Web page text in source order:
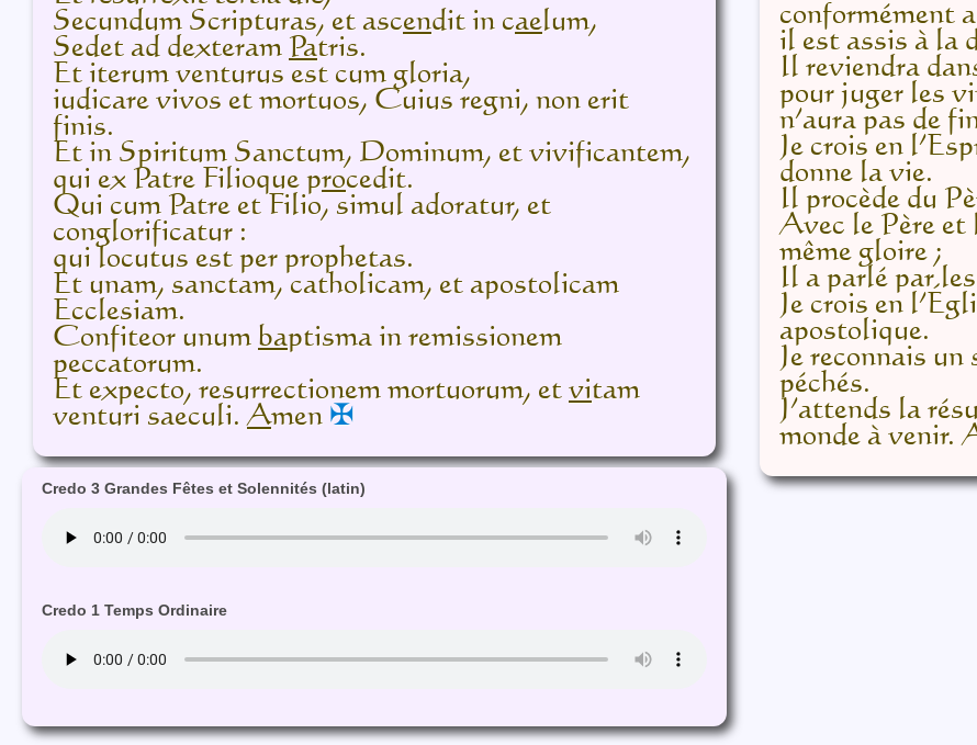
conformément
il est assis à la
Il reviendra
pour juger les
n’aura pas de
Je crois en
donne la vie.
Il procède du
Avec le Père et
même gloire ;
Il a parlé par
Je crois en
apostolique.
Je reconnais
péchés.
J’attends la
monde à venir.
Secundum Scripturas, et ascendit in caelum,
Sedet ad dexteram Patris.
Et iterum venturus est cum gloria,
iudicare vivos et mortuos, Cuius regni, non erit
finis.
Et in Spiritum Sanctum, Dominum, et vivificantem,
qui ex Patre Filioque procedit.
Qui cum Patre et Filio, simul adoratur, et
conglorificatur :
qui locutus est per prophetas.
Et unam, sanctam, catholicam, et apostolicam
Ecclesiam.
Confiteor unum baptisma in remissionem
peccatorum.
Et expecto, resurrectionem mortuorum, etvitam
venturi saeculi. Amen ✠
Credo 3 Grandes Fêtes et Solennités (latin)
Credo 1 Temps Ordinaire